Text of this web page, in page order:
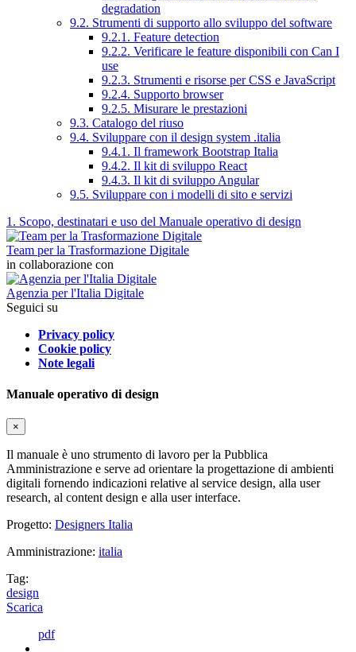
degradation
9.2. Strumenti di supporto allo sviluppo del software
9.2.1. Feature detection
9.2.2. Verificare le feature disponibili con Can I
use
9.2.3. Strumenti e risorse per CSS e JavaScript
9.2.4. Supporto browser
9.2.5. Misurare le prestazioni
9.3. Catalogo del riuso
9.4. Sviluppare con il design system .italia
9.4.1. Il framework Bootstrap Italia
9.4.2. Il kit di sviluppo React
9.4.3. Il kit di sviluppo Angular
9.5. Sviluppare con i modelli di sito e servizi
1. Scopo, destinatari e uso del Manuale operativo di design
Team per la Trasformazione Digitale
in collaborazione con
Agenzia per l'Italia Digitale
Seguici su
Privacy policy
Cookie policy
Note legali
Manuale operativo di design
×
Il manuale è uno strumento di lavoro per la Pubblica
Amministrazione e serve ad orientare la progettazione di ambienti
digitali fornendo indicazioni relative al service design, alla user
research, al content design e alla user interface.
Progetto: Designers Italia
Amministrazione: italia
Tag:
design
Scarica
pdf